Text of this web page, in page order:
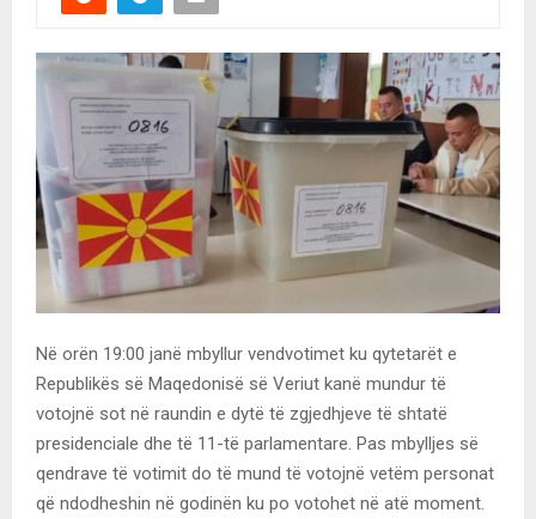
Në orën 19:00 janë mbyllur vendvotimet ku qytetarët e
Republikës së Maqedonisë së Veriut kanë mundur të
votojnë sot në raundin e dytë të zgjedhjeve të shtatë
presidenciale dhe të 11-të parlamentare. Pas mbylljes së
qendrave të votimit do të mund të votojnë vetëm personat
që ndodheshin në godinën ku po votohet në atë moment.